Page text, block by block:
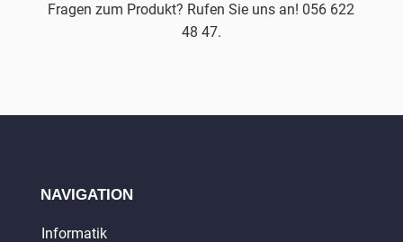
Fragen zum Produkt? Rufen Sie uns an! 056 622
48 47.
NAVIGATION
Informatik